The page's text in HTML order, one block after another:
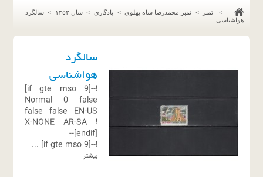
> تمبر > تمبر محمدرضا شاه پهلوی > یادگاری > سال ١٣٥٢ > سالگرد
هواشناسی
سالگرد
هواشناسی
!--[if gte mso 9]
Normal
0
false
false false
EN-US
X-NONE
AR-SA
!
[endif]--
!--[if gte mso 9]
...
بیشتر